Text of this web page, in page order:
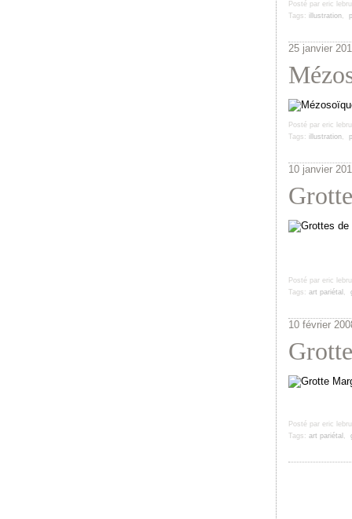
Posté par eric
Tags: illustration,
25 janvier
Posté par eric
Tags: illustration,
10 janvier
Posté par eric
Tags: art pariétal ,
10 février
Posté par eric
Tags: art pariétal ,